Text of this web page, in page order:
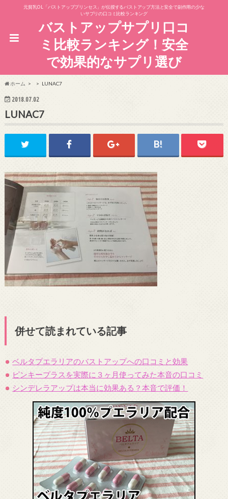
元貧乳OL「バストアッププリンセス」が伝授するバストアップ方法と安全で副作用の少な
いサプリの口コミ比較ランキング
バストアップサプリ口コ
ミ比較ランキング！安全
で効果的なサプリ選び
ホーム LUNAC7
2018.07.02
LUNAC7
併せて読まれている記事
ベルタプエラリアのバストアップへの口コミと効果
ピンキープラスを実際に３ヶ月使ってみた本音の口コミ
シンデレラアップは本当に効果ある？本音で評価！